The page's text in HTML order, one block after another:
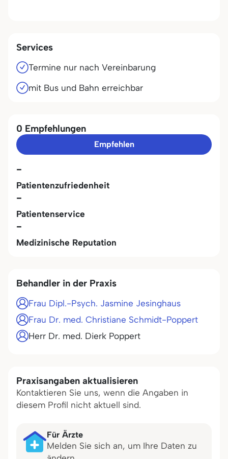
Services
Termine nur nach Vereinbarung
mit Bus und Bahn erreichbar
0 Empfehlungen
Empfehlen
-
Patientenzufriedenheit
-
Patientenservice
-
Medizinische Reputation
Behandler in der Praxis
Frau Dipl.-Psych. Jasmine Jesinghaus
Frau Dr. med. Christiane Schmidt-Poppert
Herr Dr. med. Dierk Poppert
Praxisangaben aktualisieren
Kontaktieren Sie uns, wenn die Angaben in
diesem Profil nicht aktuell sind.
Für Ärzte
Melden Sie sich an, um Ihre Daten zu